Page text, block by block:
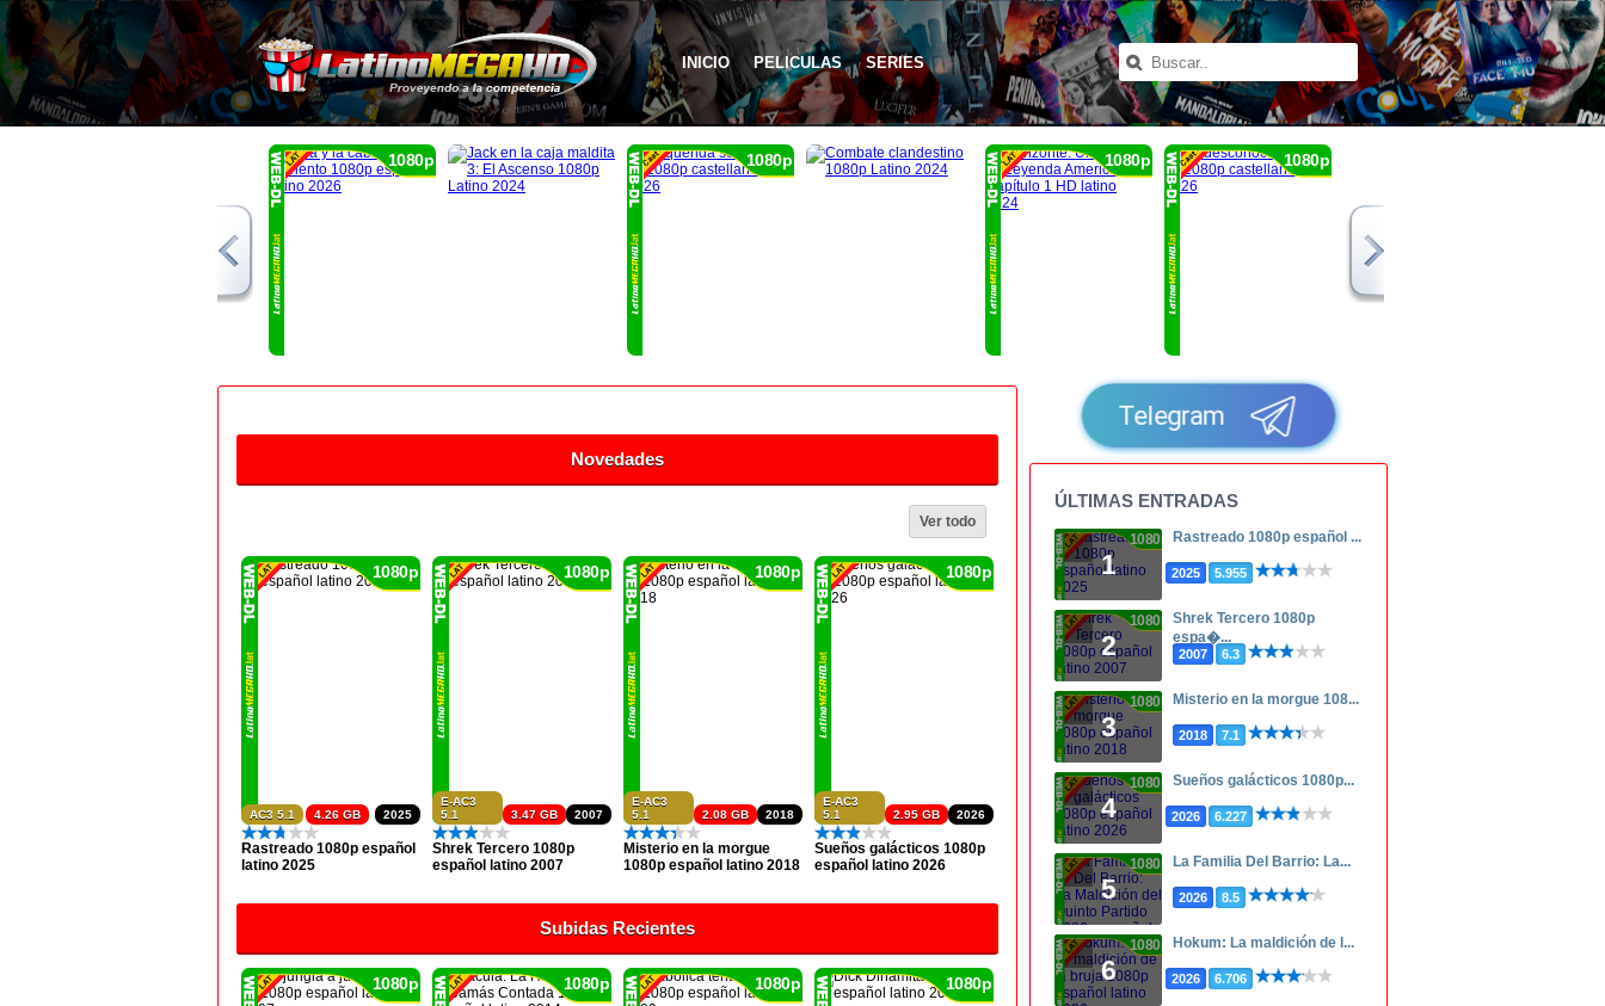
INICIO PELICULAS SERIES
1080p 1080p 1080p 1080p
Novedades
Ver todo
AC3 5.1 2025
4.26 GB
1080p
Rastreado 1080p español
latino 2025
E-AC3
5.1
2007
3.47 GB
1080p
Shrek Tercero 1080p
español latino 2007
E-AC3
5.1
2018
2.08 GB
1080p
Misterio en la morgue
1080p español latino 2018
E-AC3
5.1
2026
2.95 GB
1080p
Sueños galácticos 1080p
español latino 2026
Subidas Recientes
1080p 1080p 1080p 1080p
Telegram
ÚLTIMAS ENTRADAS
1
1080p Rastreado 1080p español ...
2025 5.955
2
1080p
Shrek Tercero 1080p
espa�...
2007 6.3
3
1080p Misterio en la morgue 108...
2018 7.1
4
1080p Sueños galácticos 1080p...
2026 6.227
5
1080p La Familia Del Barrio: La...
2026 8.5
6
1080p Hokum: La maldición de l...
2026 6.706